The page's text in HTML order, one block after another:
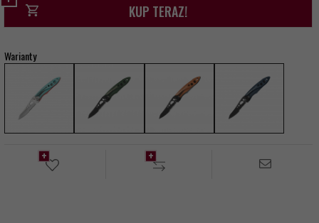
KUP TERAZ!
Warianty